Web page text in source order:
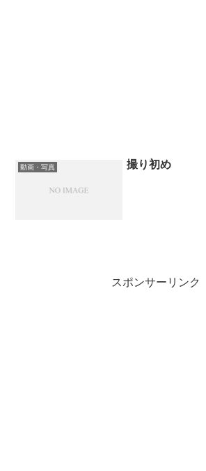
動画・写真 撮り初め
スポンサーリンク